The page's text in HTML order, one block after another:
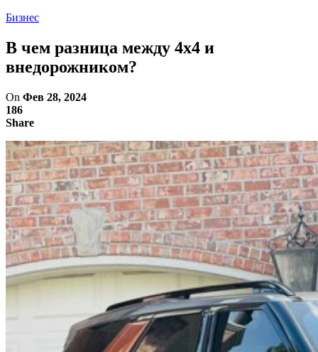
Бизнес
В чем разница между 4х4 и
внедорожником?
On Фев 28, 2024
186
Share